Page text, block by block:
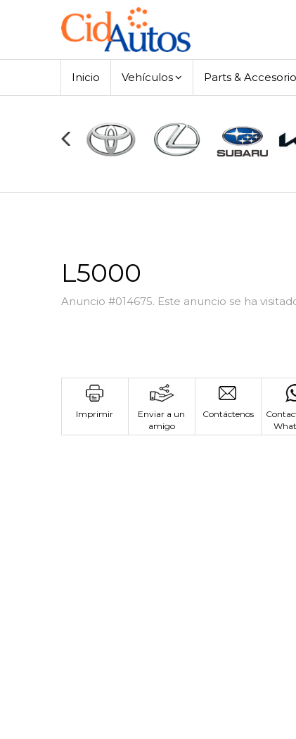
Inicio Vehículos Parts &
L5000
Anuncio #014675. Este anuncio se ha
Imprimir
Enviar a un
amigo
Contáctenos